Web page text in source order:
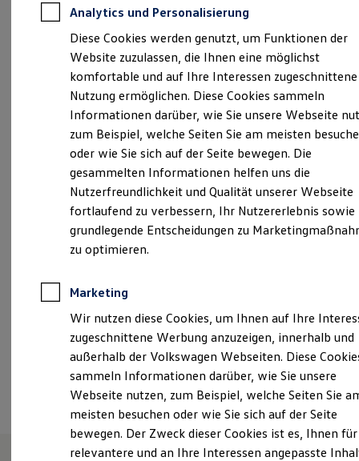
Für Privatkunden
Für Gewerbekunden
Profi Paket
TopDeal
Gebrauchtwagen
ProfiPartner für Gebrauchtwagen
Zertifizierte Gebrauchtwagen
Finanzierung
Für Privatkunden
Für Gewerbekunden
Leasing
Für Privatkunden
Für Gewerbekunden
Versicherungen & Garantien
Garantien
Kfz-Versicherung für Nutzfahrzeuge
Restschuldversicherung
Wartungsverträge
Reparatur & Service
Sommer-Special
Reparatur, Pflege & Inspektion
Servicetermin anfragen
Service-Vorteile bei Volkswagen Nutzfahrzeuge
ServicePlus
Economy Service
Räder & Reifen Service
Ersatzfahrzeuge
Notdienst und Pannenhilfe
Software, Konnektivität & Apps
California App
Verantwortlich für die Inhalte auf dieser Seite ist die Auto Thomas
GmbH - Co. KG ( Impressum & Rechtliches)
Am Mürel 18, 53945 Blankenheim
terminlegungblankenheim@auto-thomas.de
+49 2449 91970
Montag-Freitag 07:00-18:00 Uhr
Samstag
08:00 -13:00 Uhr
Ansprechpartner
Termin vereinbaren
Analytics und Personalisierung
Diese Cookies werden genutzt, um Funktionen der
Website zuzulassen, die Ihnen eine möglichst
komfortable und auf Ihre Interessen zugeschnittene
Nutzung ermöglichen. Diese Cookies sammeln
Informationen darüber, wie Sie unsere Webseite
zum Beispiel, welche Seiten Sie am meisten
oder wie Sie sich auf der Seite bewegen. Die
gesammelten Informationen helfen uns die
Nutzerfreundlichkeit und Qualität unserer Webseite
fortlaufend zu verbessern, Ihr Nutzererlebnis sowie
grundlegende Entscheidungen zu
zu optimieren.
Marketing
Wir nutzen diese Cookies, um Ihnen auf Ihre
zugeschnittene Werbung anzuzeigen, innerhalb und
außerhalb der Volkswagen Webseiten. Diese
sammeln Informationen darüber, wie Sie unsere
Webseite nutzen, zum Beispiel, welche Seiten Sie
meisten besuchen oder wie Sie sich auf der Seite
bewegen. Der Zweck dieser Cookies ist es, Ihnen für
relevantere und an Ihre Interessen angepasste